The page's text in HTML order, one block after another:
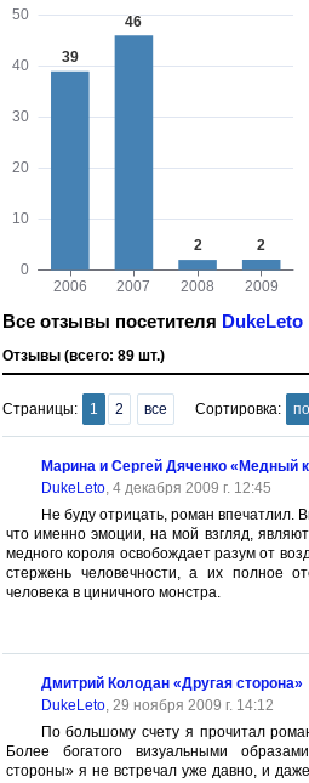
Все отзывы посетителя DukeLeto
Отзывы (всего: 89 шт.)
Страницы: 1 2 все Сортировка:
Марина и Сергей Дяченко «Медный
DukeLeto, 4 декабря 2009 г. 12:45
Не буду отрицать, роман впечатлил.
что именно эмоции, на мой взгляд,
медного короля освобождает разум от
стержень человечности, а их полное
человека в циничного монстра.
Дмитрий Колодан «Другая сторона»
DukeLeto, 29 ноября 2009 г. 14:12
По большому счету я прочитал
Более богатого визуальными
стороны» я не встречал уже давно, и